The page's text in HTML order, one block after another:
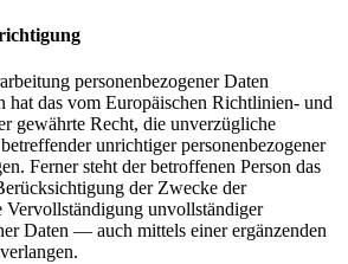
personenbezogener Daten
hat das vom Europäischen Richtlinien- und
gewährte Recht, die unverzügliche
unrichtiger personenbezogener
Ferner steht der betroffenen Person das
der Zwecke der
Vervollständigung unvollständiger
Daten — auch mittels einer ergänzenden